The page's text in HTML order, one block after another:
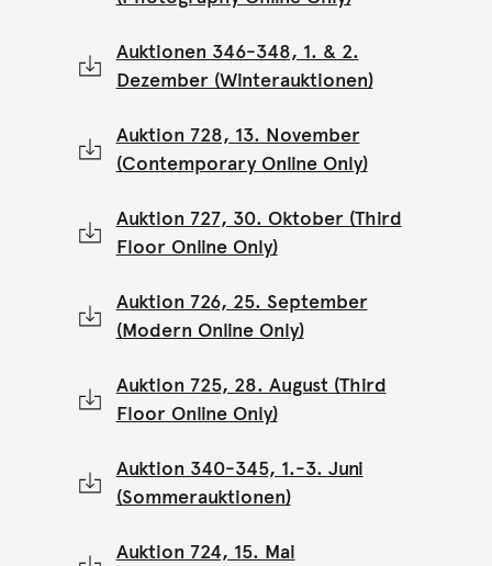
Auktionen 346-348, 1. & 2.
Dezember (Winterauktionen)
Auktion 728, 13. November
(Contemporary Online Only)
Auktion 727, 30. Oktober (Third
Floor Online Only)
Auktion 726, 25. September
(Modern Online Only)
Auktion 725, 28. August (Third
Floor Online Only)
Auktion 340-345, 1.-3. Juni
(Sommerauktionen)
Auktion 724, 15. Mai